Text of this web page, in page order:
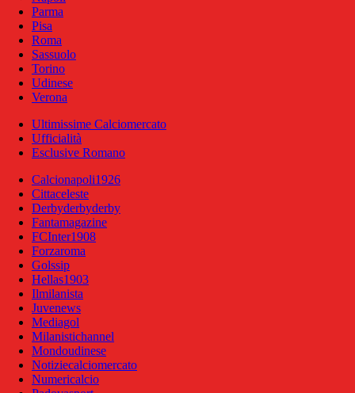
Parma
Pisa
Roma
Sassuolo
Torino
Udinese
Verona
Ultimissime Calciomercato
Ufficialità
Esclusive Romano
Calcionapoli1926
Cittaceleste
Derbyderbyderby
Fantamagazine
FCInter1908
Forzaroma
Golssip
Hellas1903
Ilmilanista
Juvenews
Mediagol
Milanistichannel
Mondoudinese
Notiziecalciomercato
Numericalcio